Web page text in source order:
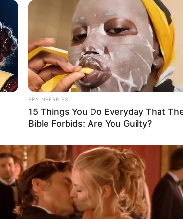
Kategóriák
Friss hírek
Természet
Világ
BRAINBERRIES
15 Things You Do Everyday That
Bible Forbids: Are You Guilty?
Watch What The Neighbor Did Next